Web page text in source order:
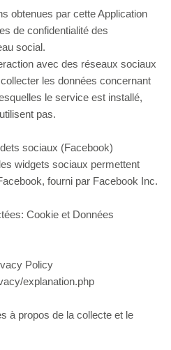
obtenues par cette Application
de confidentialité des
social.
avec des réseaux sociaux
les données concernant
le service est installé,
pas.
sociaux (Facebook)
widgets sociaux permettent
fourni par Facebook Inc.
Cookie et Données
Policy
explanation.php
à propos de la collecte et le